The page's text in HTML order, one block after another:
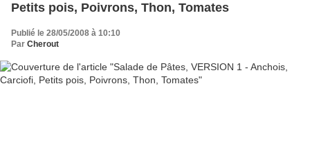
Petits pois, Poivrons, Thon, Tomates
Publié le 28/05/2008 à 10:10
Par Cherout